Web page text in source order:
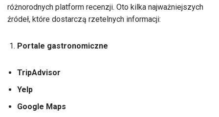
różnorodnych platform recenzji. Oto kilka najważniejszych
źródeł, które dostarczą rzetelnych informacji:
Portale gastronomiczne
TripAdvisor
Yelp
Google Maps